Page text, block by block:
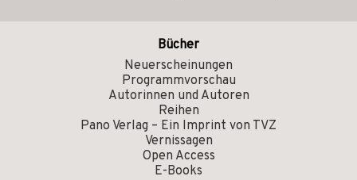
Bücher
Neuerscheinungen
Programmvorschau
Autorinnen und Autoren
Reihen
Pano Verlag – Ein Imprint von TVZ
Vernissagen
Open Access
E-Books